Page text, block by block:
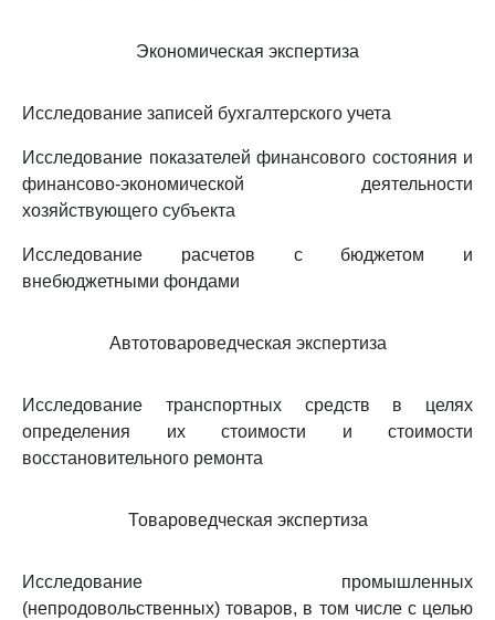
Экономическая экспертиза
Исследование записей бухгалтерского учета
Исследование показателей финансового состояния и
финансово-экономической деятельности
хозяйствующего субъекта
Исследование расчетов с бюджетом и
внебюджетными фондами
Автотовароведческая экспертиза
Исследование транспортных средств в целях
определения их стоимости и стоимости
восстановительного ремонта
Товароведческая экспертиза
Исследование промышленных
(непродовольственных) товаров, в том числе с целью